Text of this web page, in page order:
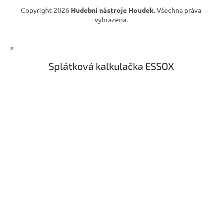
Copyright 2026 Hudební nástroje Houdek. Všechna práva
vyhrazena.
×
Splátková kalkulačka ESSOX